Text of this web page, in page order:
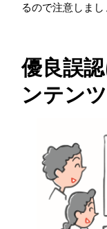
るので注意しまし
優良誤
ンテン